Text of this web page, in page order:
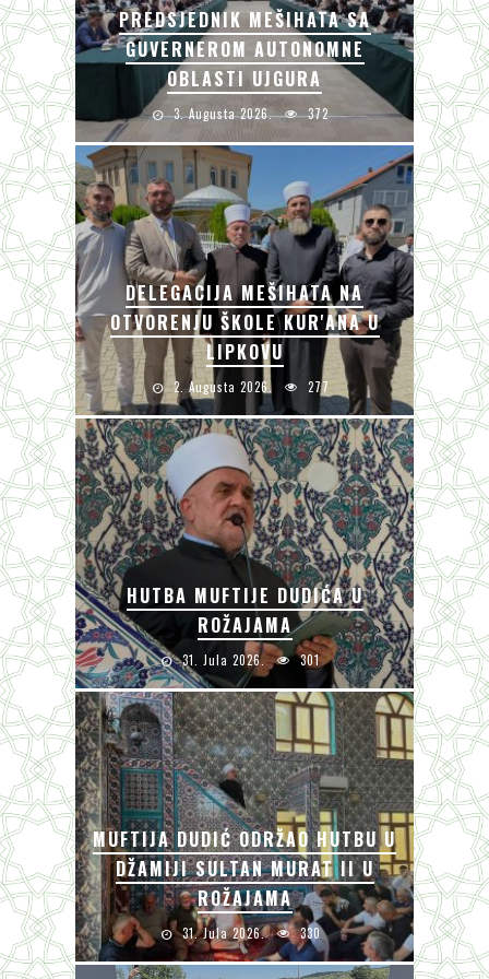
PREDSJEDNIK MEŠIHATA SA
GUVERNEROM AUTONOMNE
OBLASTI UJGURA
3. Augusta 2026. 372
DELEGACIJA MEŠIHATA NA
OTVORENJU ŠKOLE KUR'ANA U
LIPKOVU
2. Augusta 2026. 277
HUTBA MUFTIJE DUDIĆA U
ROŽAJAMA
31. Jula 2026. 301
MUFTIJA DUDIĆ ODRŽAO HUTBU U
DŽAMIJI SULTAN MURAT II U
ROŽAJAMA
31. Jula 2026. 330